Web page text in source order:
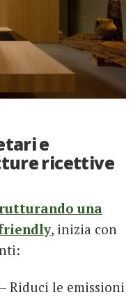
e
ricettive
una
, inizia con
– Riduci le emissioni